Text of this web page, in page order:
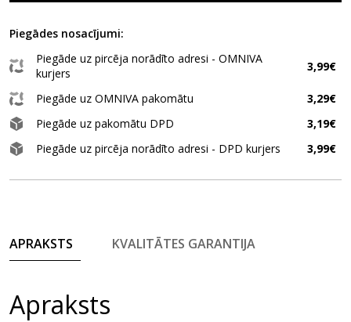
Piegādes nosacījumi:
Piegāde uz pircēja norādīto adresi - OMNIVA
kurjers
3,99€
Piegāde uz OMNIVA pakomātu
3,29€
Piegāde uz pakomātu DPD
3,19€
Piegāde uz pircēja norādīto adresi - DPD kurjers
3,99€
APRAKSTS KVALITĀTES GARANTIJA
Apraksts